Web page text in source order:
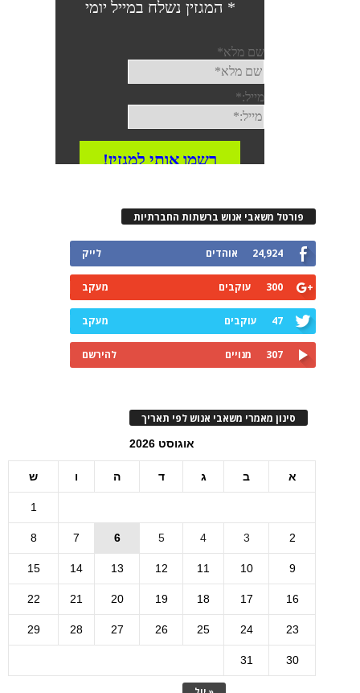
פורטל משאבי אנוש ברשתות החברתיות
24,924 אוהדים לייק
300 עוקבים מעקב
47 עוקבים מעקב
307 מנויים להירשם
סינון מאמרי משאבי אנוש לפי תאריך
אוגוסט 2026
א ב ג ד ה ו ש
1
2
3
4
5
6
7
8
9
10
11
12
13
14
15
16
17
18
19
20
21
22
23
24
25
26
27
28
29
30
31